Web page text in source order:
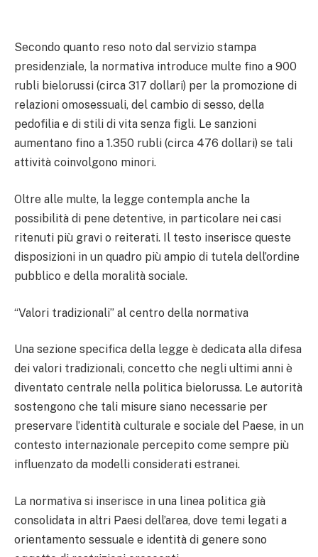
Secondo quanto reso noto dal servizio stampa
presidenziale, la normativa introduce multe fino a 900
rubli bielorussi (circa 317 dollari) per la promozione di
relazioni omosessuali, del cambio di sesso, della
pedofilia e di stili di vita senza figli. Le sanzioni
aumentano fino a 1.350 rubli (circa 476 dollari) se tali
attività coinvolgono minori.
Oltre alle multe, la legge contempla anche la
possibilità di pene detentive, in particolare nei casi
ritenuti più gravi o reiterati. Il testo inserisce queste
disposizioni in un quadro più ampio di tutela dell’ordine
pubblico e della moralità sociale.
“Valori tradizionali” al centro della normativa
Una sezione specifica della legge è dedicata alla difesa
dei valori tradizionali, concetto che negli ultimi anni è
diventato centrale nella politica bielorussa. Le autorità
sostengono che tali misure siano necessarie per
preservare l’identità culturale e sociale del Paese, in un
contesto internazionale percepito come sempre più
influenzato da modelli considerati estranei.
La normativa si inserisce in una linea politica già
consolidata in altri Paesi dell’area, dove temi legati a
orientamento sessuale e identità di genere sono